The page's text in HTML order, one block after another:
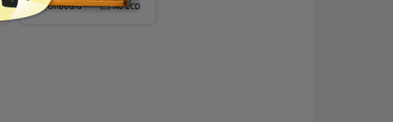
AsusOnboard
No LCD